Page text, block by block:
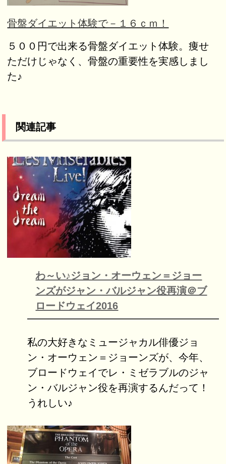
骨盤ダイエット体験で－１６ｃｍ！
５００円で出来る骨盤ダイエット体験。痩せ
ただけじゃなく、骨盤の重要性を実感しまし
た♪
関連記事
わ～い♪ジョン・オーウェン＝ジョー
ンズがジャン・バルジャン役再演＠ブ
ロードウェイ2016
私の大好きなミュージャカル俳優ジョ
ン・オーウェン＝ジョーンズが、今年、
ブロードウェイでレ・ミゼラブルのジャ
ン・バルジャン役を再演するんだって！
うれしい♪